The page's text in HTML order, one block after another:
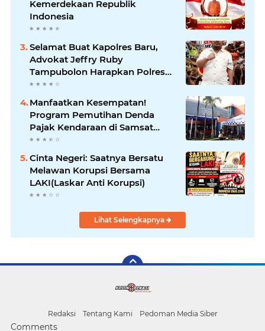
Kemerdekaan Republik
Indonesia
Selamat Buat Kapolres Baru,
Advokat Jeffry Ruby
Tampubolon Harapkan Polres
Metro Bekasi Kota Semakin
Profesional dan Humanis
Manfaatkan Kesempatan!
Program Pemutihan Denda
Pajak Kendaraan di Samsat
Kebon Nanas Berlaku Hingga 31
Agustus 2026
Cinta Negeri: Saatnya Bersatu
Melawan Korupsi Bersama
LAKI(Laskar Anti Korupsi)
Lihat Selengkapnya
Redaksi Tentang Kami Pedoman Media Siber
Comments